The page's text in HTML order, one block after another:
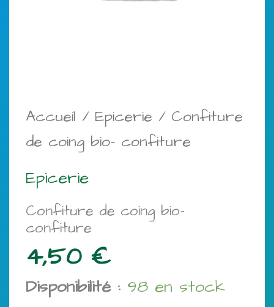
Accueil / Epicerie / Confiture
de coing bio- confiture
Epicerie
Confiture de coing bio-
confiture
4,50€
Disponibilité : 98 en stock